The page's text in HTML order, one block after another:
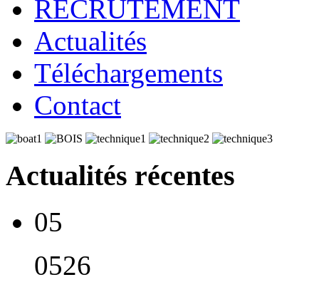
RECRUTEMENT
Actualités
Téléchargements
Contact
Actualités récentes
05
0526